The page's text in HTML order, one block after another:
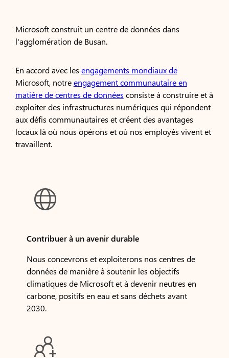
Microsoft construit un centre de données dans
l'agglomération de Busan.
En accord avec les engagements mondiaux de
Microsoft, notreengagement communautaire en
matière de centres de données consiste à construire et à
exploiter des infrastructures numériques qui répondent
aux défis communautaires et créent des avantages
locaux là où nous opérons et où nos employés vivent et
travaillent.

Contribuer à un avenir durable
Nous concevrons et exploiterons nos centres de
données de manière à soutenir les objectifs
climatiques de Microsoft et à devenir neutres en
carbone, positifs en eau et sans déchets avant
2030.
